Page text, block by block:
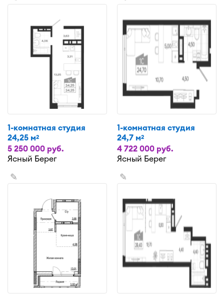
1-комнатная студия
24,25 м2
5 250 000 руб.
Ясный Берег
1-комнатная студия
24,7 м2
4 722 000 руб.
Ясный Берег
✎ ✎